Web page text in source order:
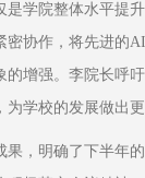
学院整体水平提
协作，将先进的
增强。李院长呼
学校的发展做出更
果，明确了下半年